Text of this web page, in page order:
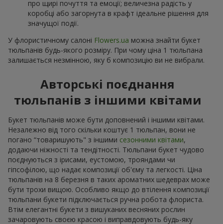
про щирі почуття та емоції; величезна радість у
коробці або загорнута в крафт ідеальне рішення для
значущої події.
У флористичному салоні Flowers.ua можна знайти букет
тюльпанів будь-якого розміру. При чому ціна 1 тюльпана
залишається незмінною, яку б композицію ви не вибрали.
Авторські поєднання
тюльпанів з іншими квітами
Букет тюльпанів може бути доповнений і іншими квітами.
Незалежно від того скільки коштує 1 тюльпан, вони не
погано “товаришують" з іншими сезонними квітами,
додаючи ніжності та тендітності. Тюльпани букет чудово
поєднуються з ірисами, еустомою, трояндами чи
гіпсофілою, що надає композиції об'єму та легкості. Ціна
тюльпанів на 8 березня в таких ароматних шедеврах може
бути трохи вищою. Особливо якщо до втілення композиції
тюльпани букети підключається ручна робота флориста.
Втім елегантні букети з вишуканих весняних рослин
зачаровують своєю красою і виправдовують будь-яку